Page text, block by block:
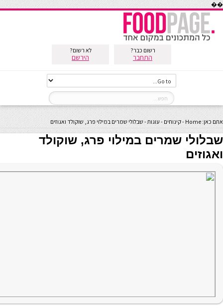
��
רשום כבר?
התחבר
לא רשום?
הירשם
אתם כאן: Home
-קינוחים - עוגות- שבלולי שמרים במילוי פרג, שוקולד ואגוזים
שבלולי שמרים במילוי פרג, שוקולד
ואגוזים